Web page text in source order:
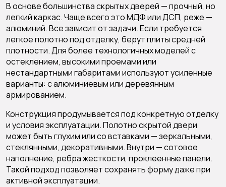
В основе большинства скрытых дверей — прочный, но
легкий каркас. Чаще всего это МДФ или ДСП, реже —
алюминий. Все зависит от задачи. Если требуется
легкое полотно под отделку, берут плиты средней
плотности. Для более технологичных моделей с
остеклением, высокими проемами или
нестандартными габаритами используют усиленные
варианты: с алюминиевым или деревянным
армированием.
Конструкция продумывается под конкретную отделку
и условия эксплуатации. Полотно скрытой двери
может быть глухим или со вставками — зеркальными,
стеклянными, декоративными. Внутри — сотовое
наполнение, ребра жесткости, проклеенные панели.
Такой подход позволяет сохранять форму даже при
активной эксплуатации.